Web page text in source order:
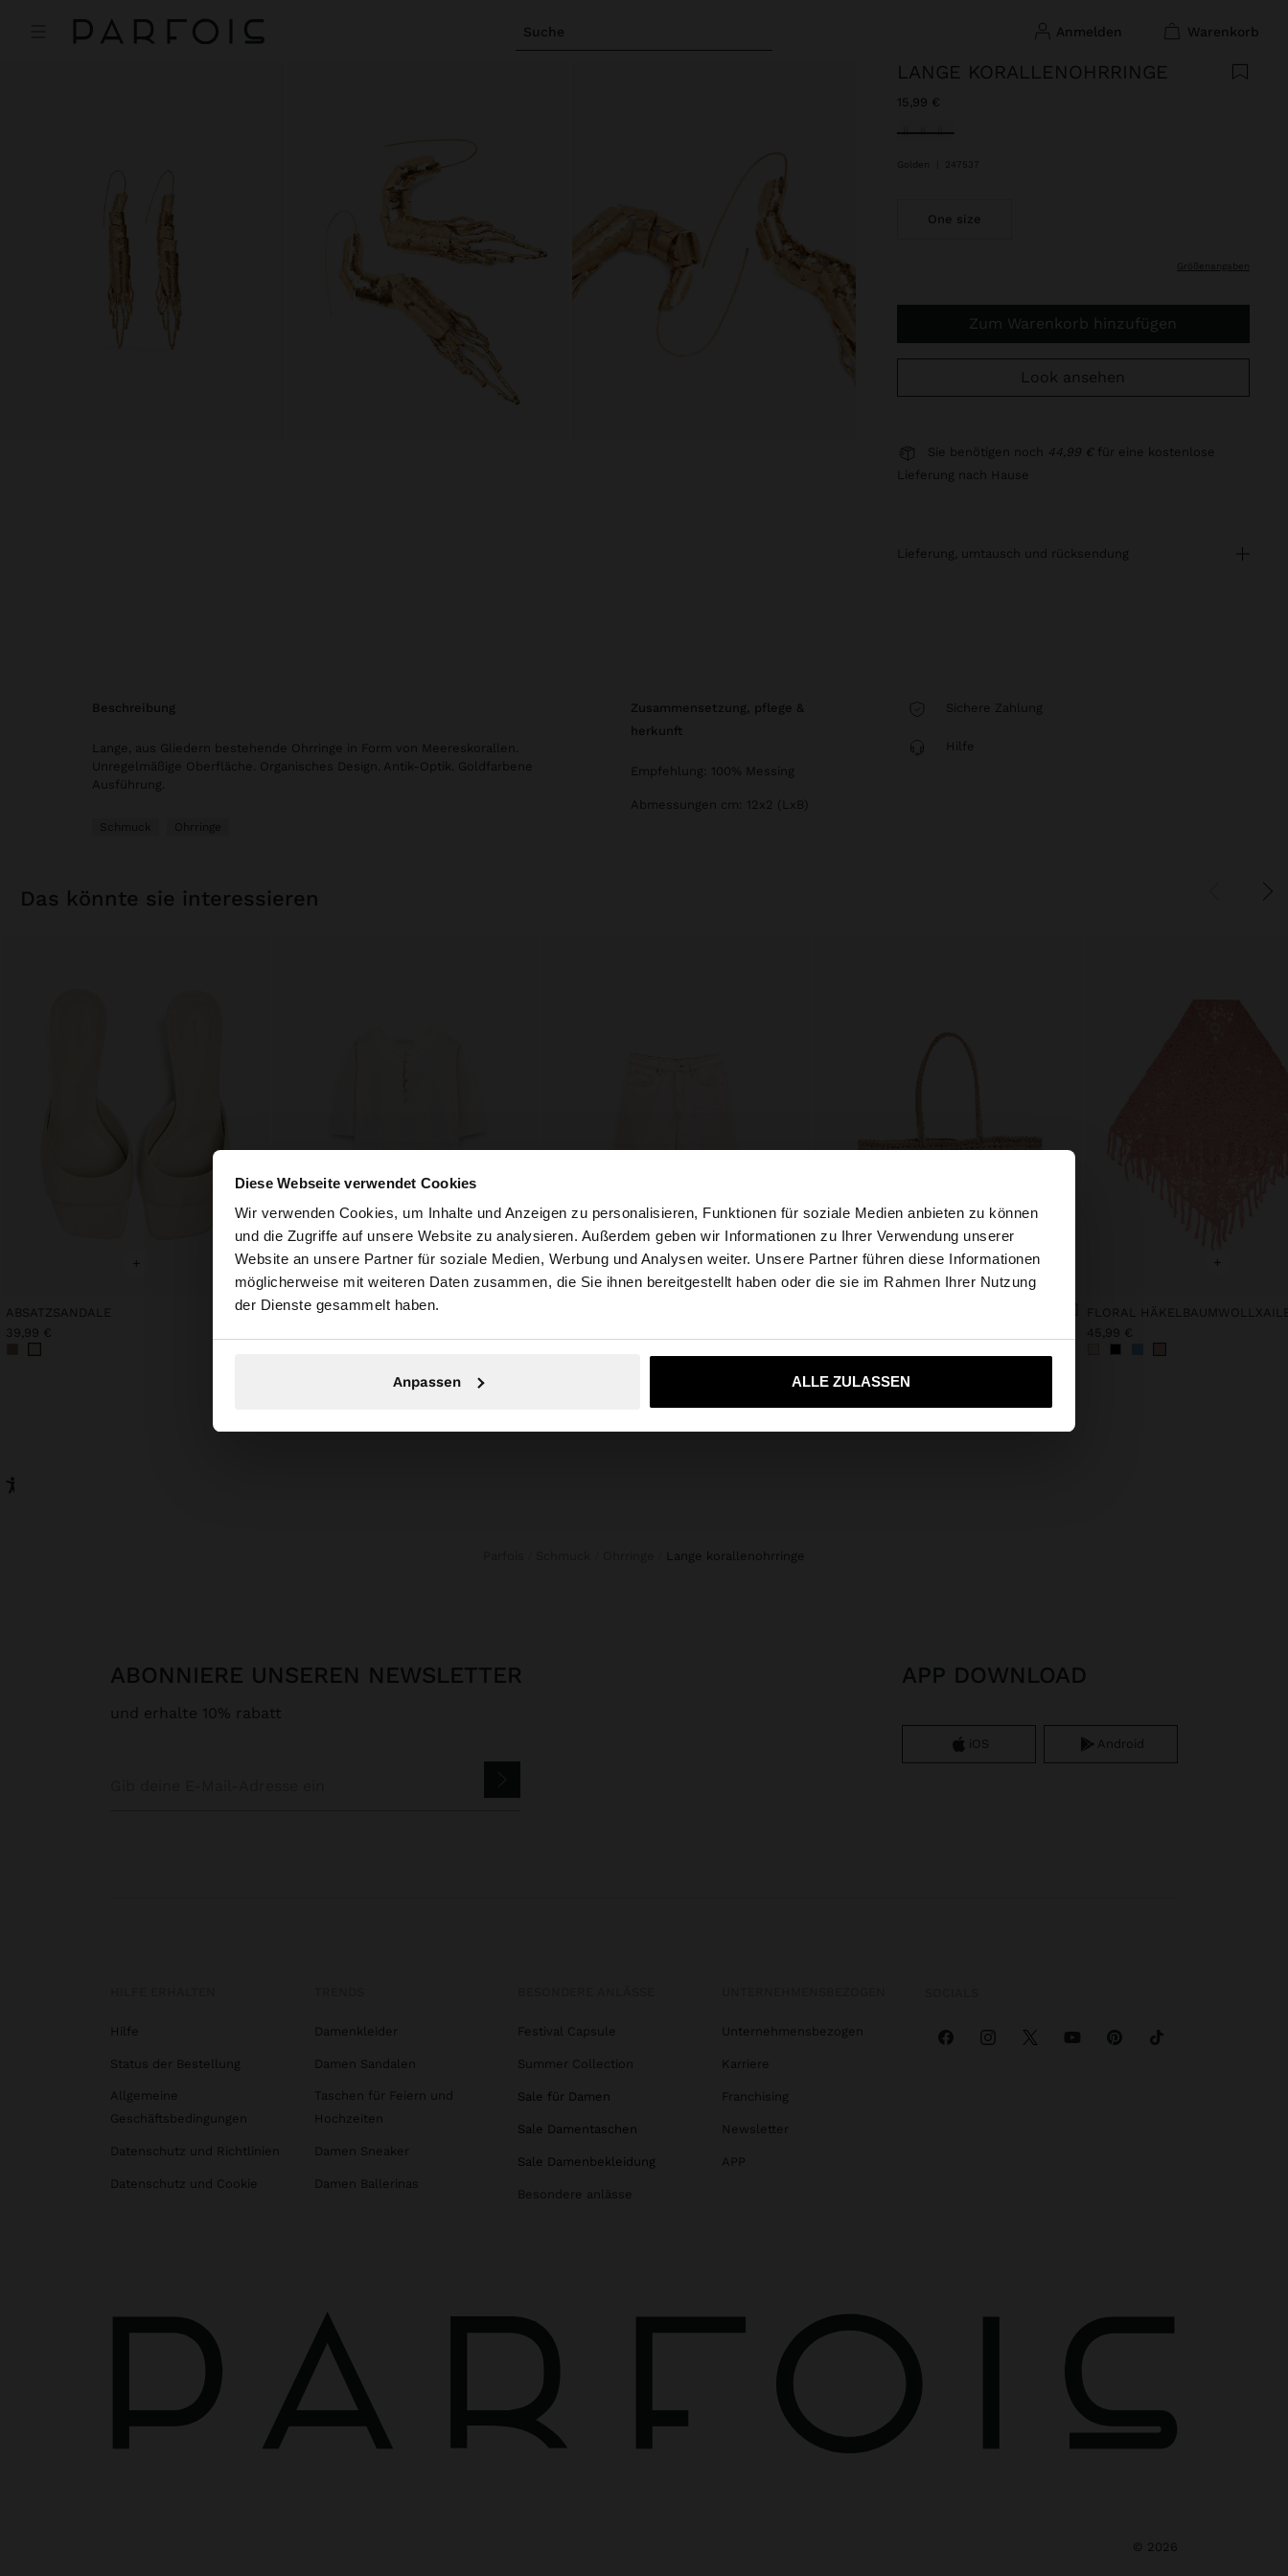
Diese Webseite verwendet Cookies
Wir verwenden Cookies, um Inhalte und Anzeigen zu personalisieren, Funktionen für soziale Medien anbieten zu können
und die Zugriffe auf unsere Website zu analysieren. Außerdem geben wir Informationen zu Ihrer Verwendung unserer
Website an unsere Partner für soziale Medien, Werbung und Analysen weiter. Unsere Partner führen diese Informationen
möglicherweise mit weiteren Daten zusammen, die Sie ihnen bereitgestellt haben oder die sie im Rahmen Ihrer Nutzung
der Dienste gesammelt haben.
Anpassen ALLE ZULASSEN
Suche anmelden warenkorb
hallo ×
Sie greifen von Austria auf die Website zu. Möchten Sie unsere United States Website
durchsuchen?
Nein, bleiben Sie bei Austria Ja, bringen Sie mich zu United States
LANGE KORALLENOHRRINGE
15,99 €
ausgewählt
Golden 247537
One size
größenangaben
Zum Warenkorb hinzufügen
Look ansehen
Sie benötigen noch 44,99 €
für eine kostenlose
Lieferung nach Hause
lieferung, umtausch und rücksendung
beschreibung
Lange, aus Gliedern bestehende Ohrringe in Form von Meereskorallen.
Unregelmäßige Oberfläche. Organisches Design. Antik-Optik. Goldfarbene
Ausführung.
Schmuck Ohrringe
zusammensetzung, pflege &
herkunft
Empfehlung: 100% Messing
Abmessungen cm: 12x2 (LxB)
Sichere Zahlung
Hilfe
das könnte sie interessieren
+
ABSATZSANDALE
39,99 €
+
STRICKPULLOVER MIT KNÖPFEN
+ + +
FLORAL
45,99 €
lange korallenohrringe
ABONNIERE UNSEREN NEWSLETTER
und erhalte 10% rabatt
APP DOWNLOAD
iOS Android
Hilfe
Status der Bestellung
Allgemeine
Geschäftsbedingungen
Datenschutz und Richtlinien
Datenschutz und Cookie
Damenkleider
Damen Sandalen
Taschen für Feiern und
Hochzeiten
Damen Sneaker
Damen Ballerinas
Festival Capsule
Summer Collection
Sale für Damen
Sale Damentaschen
Sale Damenbekleidung
Besondere anlässe
Unternehmensbezogen
Karriere
Franchising
Newsletter
APP
© 2026